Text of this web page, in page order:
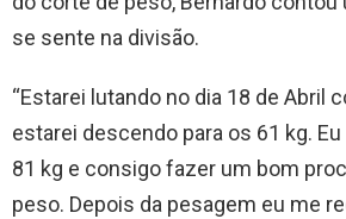
se sente na divisão.
“Estarei lutando no dia 18 de Abril
estarei descendo para os 61 kg.
81 kg e consigo fazer um bom
peso. Depois da pesagem eu me